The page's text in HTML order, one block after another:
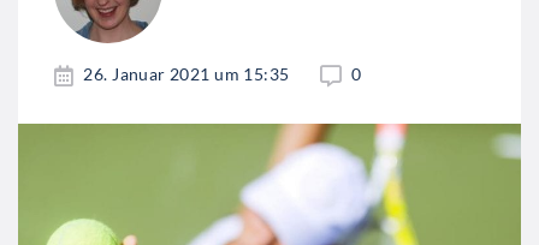
26. Januar 2021 um 15:35 0